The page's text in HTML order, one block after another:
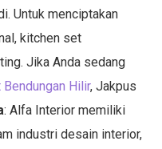
Untuk menciptakan
kitchen set
Jika Anda sedang
Hilir, Jakpus
: Alfa Interior memiliki
industri desain interior,